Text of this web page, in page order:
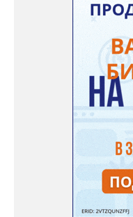
10:00, 11:00, 12:00,